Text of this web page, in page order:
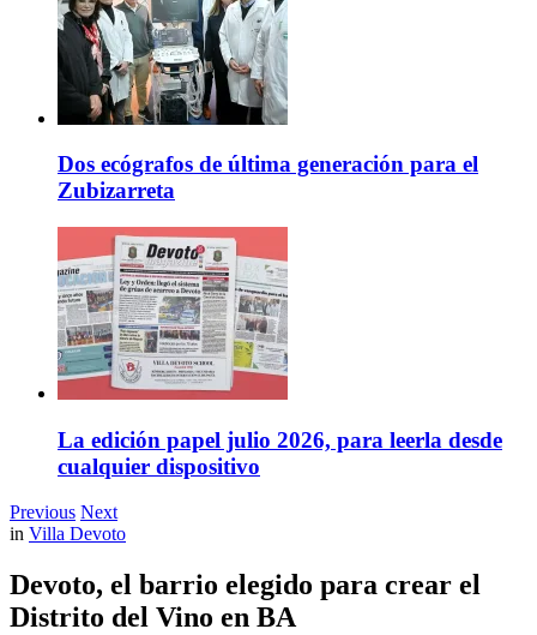
Dos ecógrafos de última generación para el
Zubizarreta
La edición papel julio 2026, para leerla desde
cualquier dispositivo
Previous Next
in Villa Devoto
Devoto, el barrio elegido para crear el
Distrito del Vino en BA